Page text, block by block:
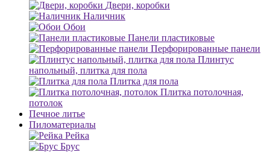
Двери, коробки
Наличник
Обои
Панели пластиковые
Перфорированные панели
Плинтус
напольный, плитка для пола
Плитка для пола
Плитка потолочная,
потолок
Печное литье
Пиломатериалы
Рейка
Брус